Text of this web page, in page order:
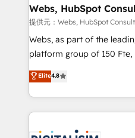
and build using HubSpot
with other systems 🎓
HubSpot pros 📊 Lead
HubSpot Why us? - SIX HubSpot Accreditations -
CRM, Solutions Architecture, Onboarding ,
Migration, Custom
team of 25+ experts Contact us today to help you
Webs, HubSpot
提供元：Webs, HubSpot
Webs, as part of the
platform group of 150 Fte, is the trusted Elite
HubSpot CRM Partner
maximizing EBITDA and
Excellence. With our
strengthen your digital
Elite4.8